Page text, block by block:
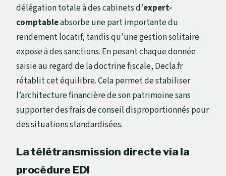
délégation totale à des cabinets d’expert-
comptableabsorbe une part importante du
rendement locatif, tandis qu’une gestion solitaire
expose à des sanctions. En pesant chaque donnée
saisie au regard de la doctrine fiscale, Decla.fr
rétablit cet équilibre. Cela permet de stabiliser
l’architecture financière de son patrimoine sans
supporter des frais de conseil disproportionnés pour
des situations standardisées.
La télétransmission directe via la
procédure EDI